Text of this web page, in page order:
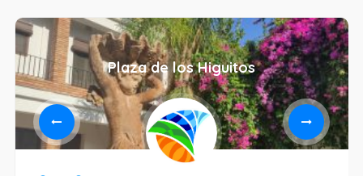
Plaza de los Higuitos